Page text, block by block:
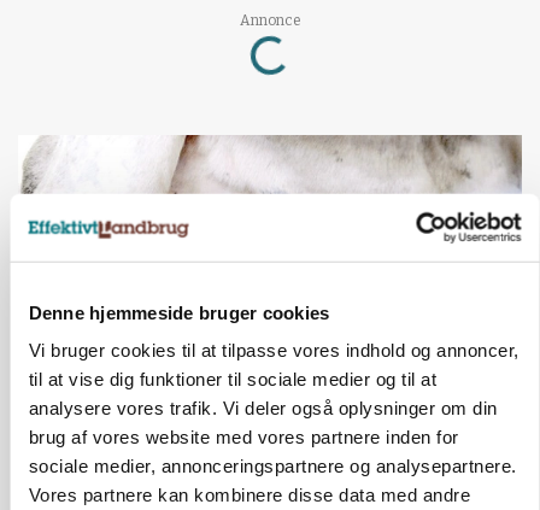
Denne hjemmeside bruger cookies
Vi bruger cookies til at tilpasse vores indhold og annoncer,
til at vise dig funktioner til sociale medier og til at
analysere vores trafik. Vi deler også oplysninger om din
brug af vores website med vores partnere inden for
sociale medier, annonceringspartnere og analysepartnere.
Vores partnere kan kombinere disse data med andre
Annonce
Loading...
MARKED
Russisk mælkepris dykker 23 procent
Annonce